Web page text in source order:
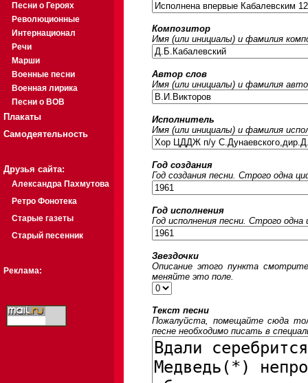
Песни о Героях
Революционные
Интернационал
Речи
Марши
Военные песни
Военная лирика
Песни о ВОВ
Плакаты
Самодеятельность
Друзья сайта:
Александра Пахмутова
Ретро Фонотека
Старые газеты
Старый песенник
Реклама:
Композитор
Имя (или инициалы) и фамилия
Автор слов
Имя (или инициалы) и фамилия
Исполнитель
Имя (или инициалы) и фамилия
Год создания
Год создания песни. Строго одна
Год исполнения
Год исполнения песни. Строго
Звездочки
Описание этого пункта
меняйте это поле.
Текст песни
Пожалуйста, помещайте сюда
песне необходимо писать в